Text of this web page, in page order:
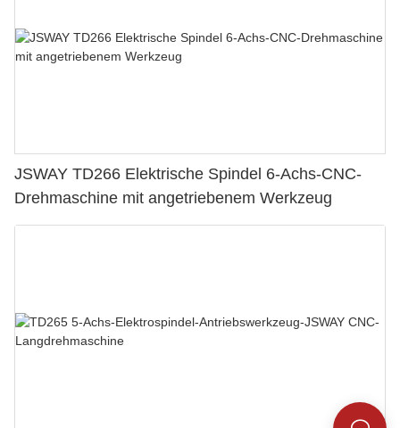
JSWAY TD266 Elektrische Spindel 6-Achs-CNC-
Drehmaschine mit angetriebenem Werkzeug